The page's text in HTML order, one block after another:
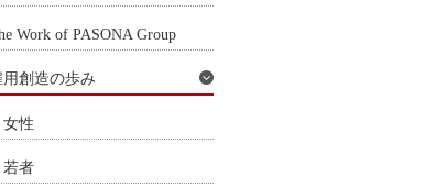
Work of PASONA Group
用創造の歩み
女性
若者